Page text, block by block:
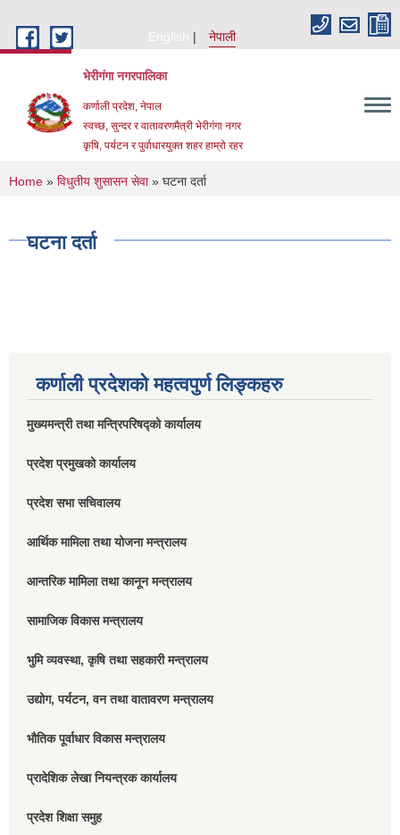
English
नेपाली
भेरीगंगा नगरपालिका
कर्णाली प्रदेश, नेपाल
स्वच्छ, सुन्दर र वातावरणमैत्री भेरीगंगा नगर
कृषि, पर्यटन र पुर्वाधारयुक्त शहर हाम्रो रहर
You are here
Home » विधुतीय शुसासन सेवा» घटना दर्ता
घटना दर्ता
कर्णाली प्रदेशको महत्वपुर्ण लिङ्कहरु
मुख्यमन्त्री तथा मन्त्रिपरिषद्को कार्यालय
प्रदेश प्रमुखको कार्यालय
प्रदेश सभा सचिवालय
आर्थिक मामिला तथा योजना मन्त्रालय
आन्तरिक मामिला तथा कानून मन्त्रालय
सामाजिक विकास मन्त्रालय
भुमि व्यवस्था, कृषि तथा सहकारी मन्त्रालय
उद्योग, पर्यटन, वन तथा वातावरण मन्त्रालय
भौतिक पूर्वाधार विकास मन्त्रालय
प्रादेशिक लेखा नियन्त्रक कार्यालय
प्रदेश शिक्षा समुह